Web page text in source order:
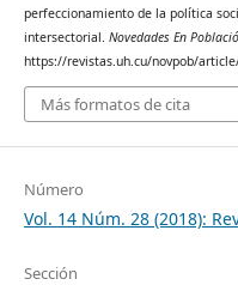
perfeccionamiento de la política
intersectorial. Novedades En
https://revistas.uh.cu/novpob/
Más formatos de cita
Número
Vol. 14 Núm. 28 (2018):
Sección